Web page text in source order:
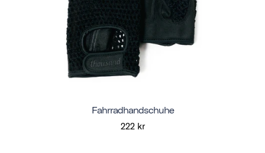
Fahrradhandschuhe
222 kr